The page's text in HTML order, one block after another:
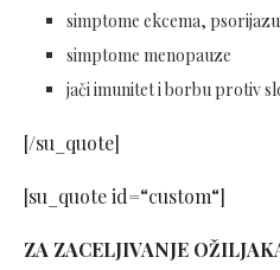
simptome ekcema,
simptome menopauze
jači imunitet i borbu protiv
[/su_quote]
[su_quote id=“custom“]
ZA ZACELJIVANJE